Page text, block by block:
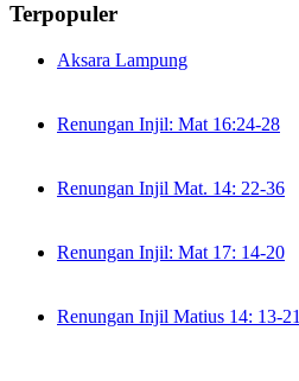
Terpopuler
Aksara Lampung
Renungan Injil: Mat 16:24-28
Renungan Injil Mat. 14: 22-36
Renungan Injil: Mat 17: 14-20
Renungan Injil Matius 14: 13-21